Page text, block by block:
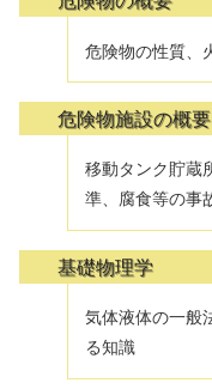
危険物の性質、
危険物施設の概要
移動タンク貯蔵
準、腐食等の事
基礎物理学
気体液体の一般
る知識